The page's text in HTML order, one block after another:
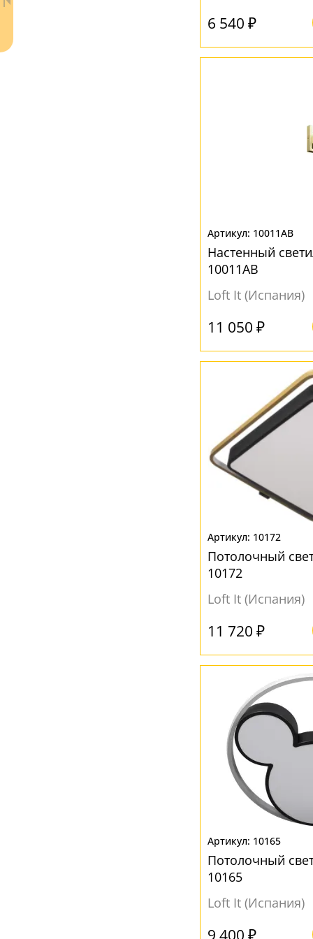
6 540 ₽
10011AB
Настенный
10011AB
Loft It (Испания)
11 050 ₽
10172
Потолочный
10172
Loft It (Испания)
11 720 ₽
10165
Потолочный
10165
Loft It (Испания)
9 400 ₽